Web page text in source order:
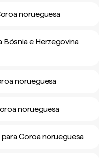
norueguesa
Bósnia e Herzegovina
norueguesa
norueguesa
Coroa norueguesa